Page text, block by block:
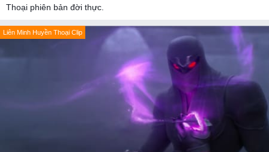
Thoại phiên bản đời thực.
Liên Minh Huyền Thoại Clip